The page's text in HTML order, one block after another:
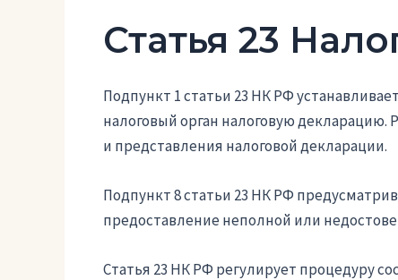
Статья 23
Подпункт 1 статьи 23 НК РФ
налоговый орган налоговую декларацию.
и представления налоговой декларации.
Подпункт 8 статьи 23 НК РФ
предоставление неполной или
Статья 23 НК РФ регулирует процедуру